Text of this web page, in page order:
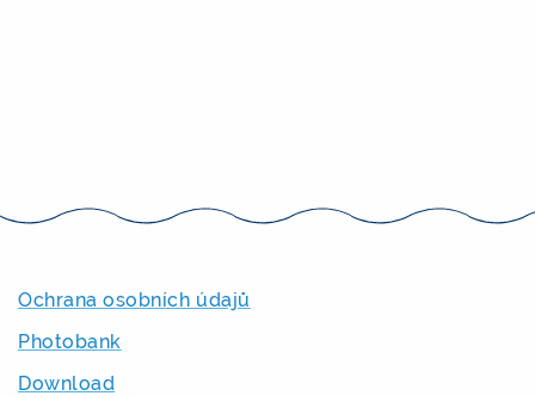
Ochrana osobních údajů
Photobank
Download